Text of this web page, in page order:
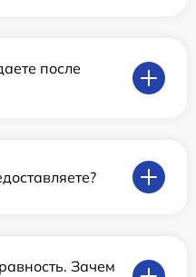
после
Зачем